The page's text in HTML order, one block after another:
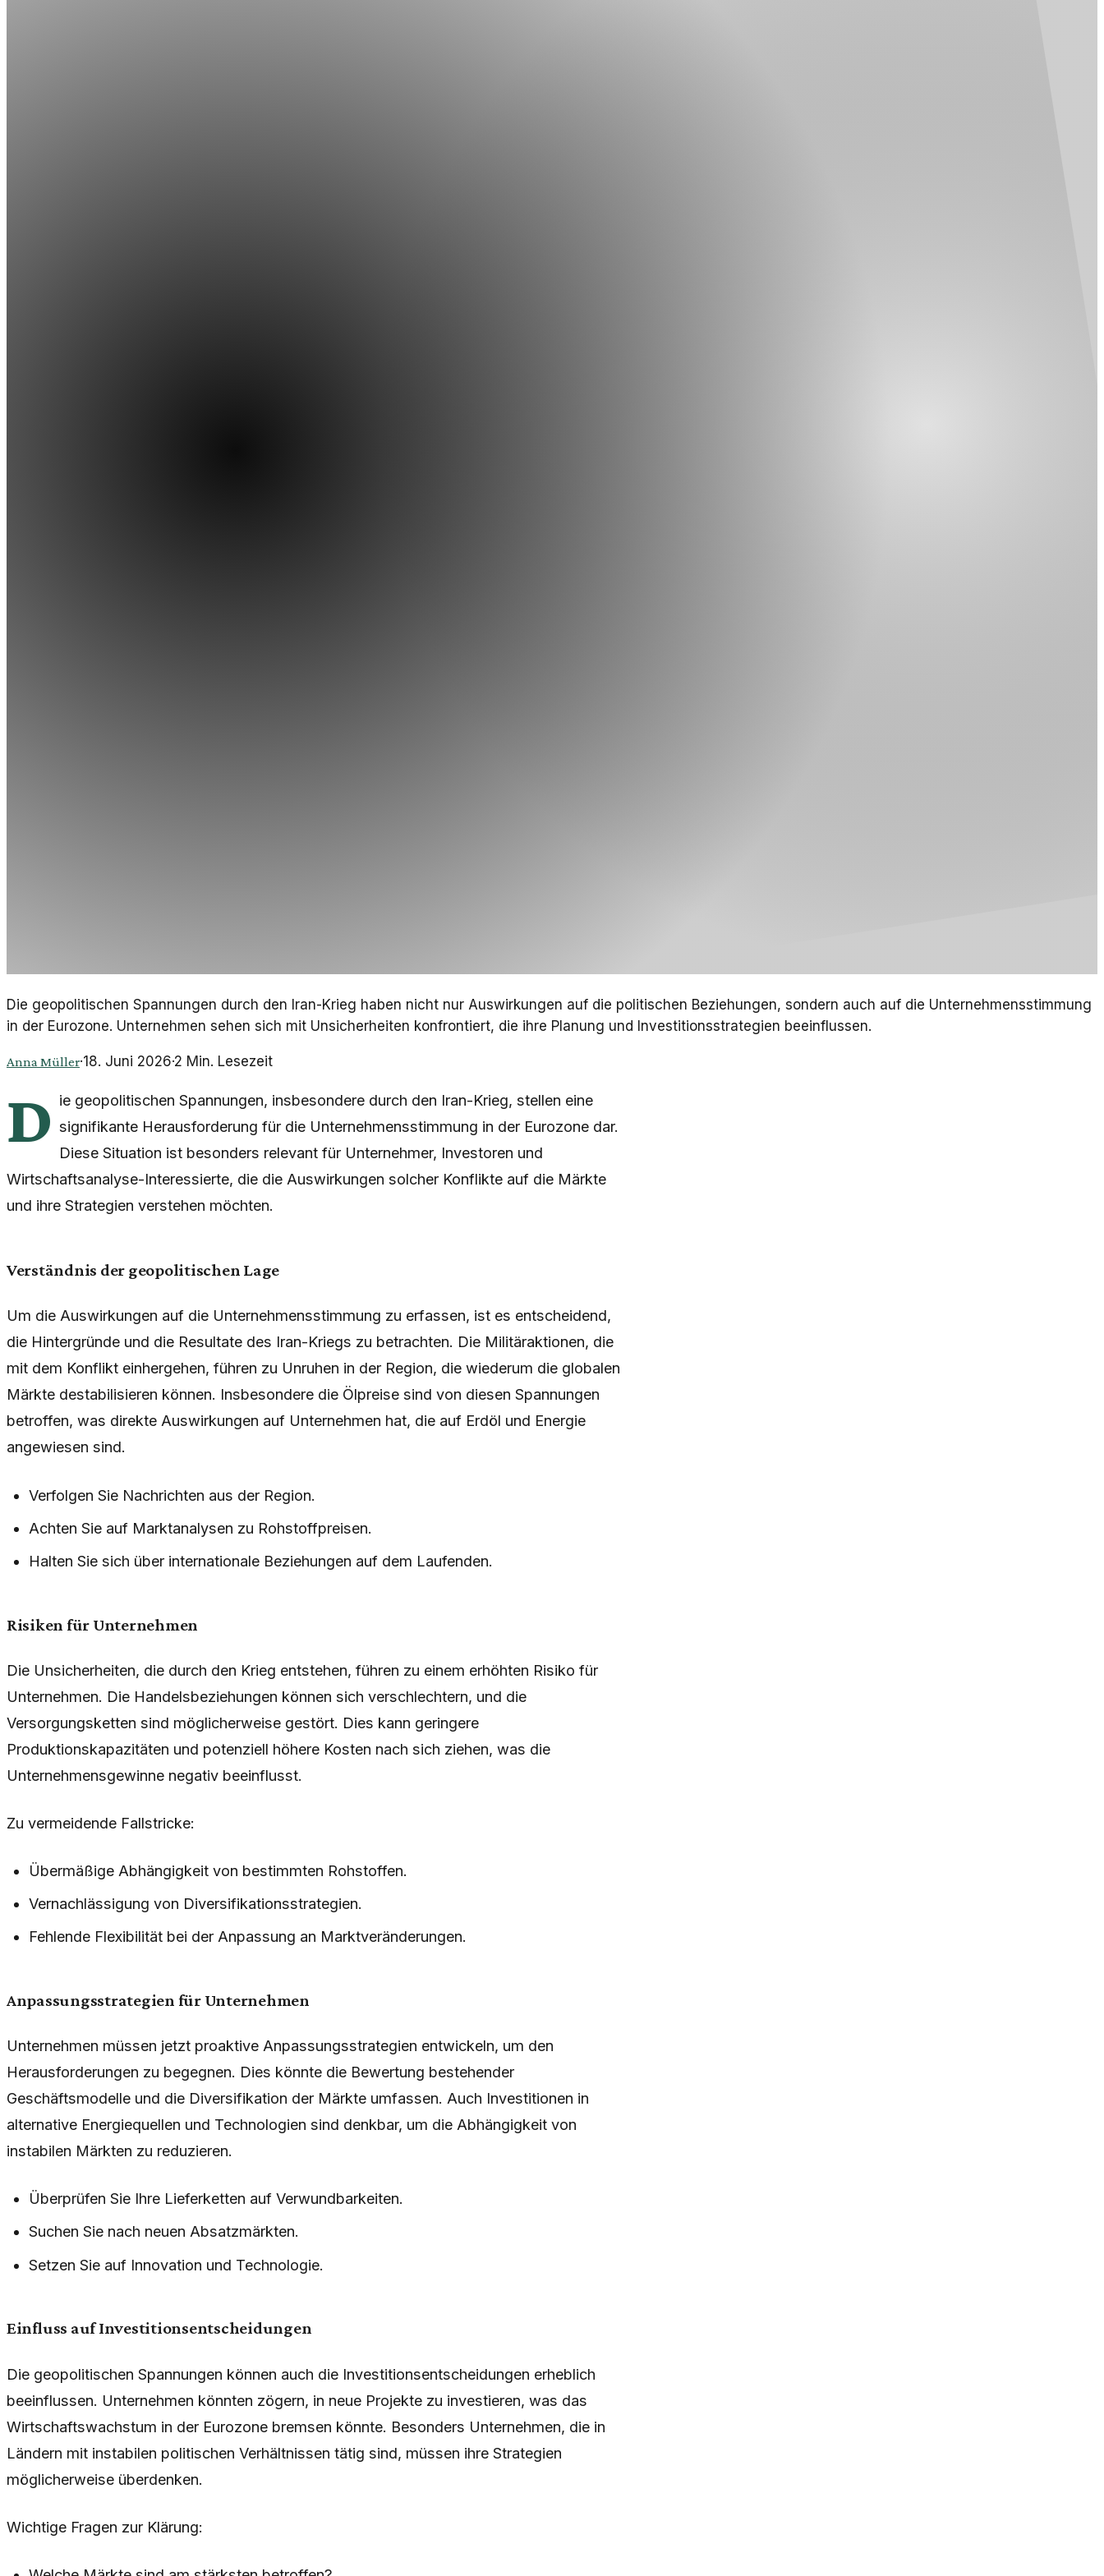
Die geopolitischen Spannungen durch den Iran-Krieg haben nicht nur Auswirkungen auf die politischen Beziehungen, sondern auch auf die Unternehmensstimmung
in der Eurozone. Unternehmen sehen sich mit Unsicherheiten konfrontiert, die ihre Planung und Investitionsstrategien beeinflussen.
Anna Müller·18. Juni 2026·2 Min. Lesezeit
D ie geopolitischen Spannungen, insbesondere durch den Iran-Krieg, stellen eine
signifikante Herausforderung für die Unternehmensstimmung in der Eurozone dar.
Diese Situation ist besonders relevant für Unternehmer, Investoren und
Wirtschaftsanalyse-Interessierte, die die Auswirkungen solcher Konflikte auf die Märkte
und ihre Strategien verstehen möchten.
Verständnis der geopolitischen Lage
Um die Auswirkungen auf die Unternehmensstimmung zu erfassen, ist es entscheidend,
die Hintergründe und die Resultate des Iran-Kriegs zu betrachten. Die Militäraktionen, die
mit dem Konflikt einhergehen, führen zu Unruhen in der Region, die wiederum die globalen
Märkte destabilisieren können. Insbesondere die Ölpreise sind von diesen Spannungen
betroffen, was direkte Auswirkungen auf Unternehmen hat, die auf Erdöl und Energie
angewiesen sind.
Verfolgen Sie Nachrichten aus der Region.
Achten Sie auf Marktanalysen zu Rohstoffpreisen.
Halten Sie sich über internationale Beziehungen auf dem Laufenden.
Risiken für Unternehmen
Die Unsicherheiten, die durch den Krieg entstehen, führen zu einem erhöhten Risiko für
Unternehmen. Die Handelsbeziehungen können sich verschlechtern, und die
Versorgungsketten sind möglicherweise gestört. Dies kann geringere
Produktionskapazitäten und potenziell höhere Kosten nach sich ziehen, was die
Unternehmensgewinne negativ beeinflusst.
Zu vermeidende Fallstricke:
Übermäßige Abhängigkeit von bestimmten Rohstoffen.
Vernachlässigung von Diversifikationsstrategien.
Fehlende Flexibilität bei der Anpassung an Marktveränderungen.
Anpassungsstrategien für Unternehmen
Unternehmen müssen jetzt proaktive Anpassungsstrategien entwickeln, um den
Herausforderungen zu begegnen. Dies könnte die Bewertung bestehender
Geschäftsmodelle und die Diversifikation der Märkte umfassen. Auch Investitionen in
alternative Energiequellen und Technologien sind denkbar, um die Abhängigkeit von
instabilen Märkten zu reduzieren.
Überprüfen Sie Ihre Lieferketten auf Verwundbarkeiten.
Suchen Sie nach neuen Absatzmärkten.
Setzen Sie auf Innovation und Technologie.
Einfluss auf Investitionsentscheidungen
Die geopolitischen Spannungen können auch die Investitionsentscheidungen erheblich
beeinflussen. Unternehmen könnten zögern, in neue Projekte zu investieren, was das
Wirtschaftswachstum in der Eurozone bremsen könnte. Besonders Unternehmen, die in
Ländern mit instabilen politischen Verhältnissen tätig sind, müssen ihre Strategien
möglicherweise überdenken.
Wichtige Fragen zur Klärung: